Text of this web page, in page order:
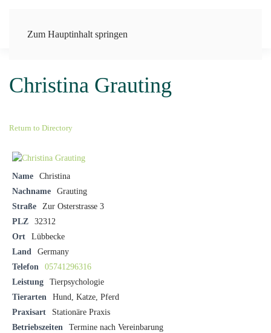
Zum Hauptinhalt springen
Christina Grauting
Return to Directory
Name
Christina
Nachname
Grauting
Straße
Zur Osterstrasse 3
PLZ
32312
Ort
Lübbecke
Land
Germany
Telefon
05741296316
Leistung
Tierpsychologie
Tierarten
Hund, Katze, Pferd
Praxisart
Stationäre Praxis
Betriebszeiten
Termine nach Vereinbarung